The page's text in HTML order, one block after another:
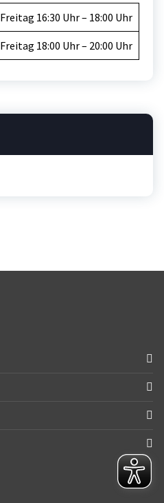
Freitag 16:30 Uhr – 18:00 Uhr
Freitag 18:00 Uhr – 20:00 Uhr